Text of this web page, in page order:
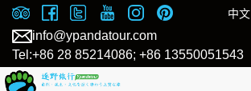
中文
info@ypandatour.com
Tel:+86 28 85214086; +86 13550051543